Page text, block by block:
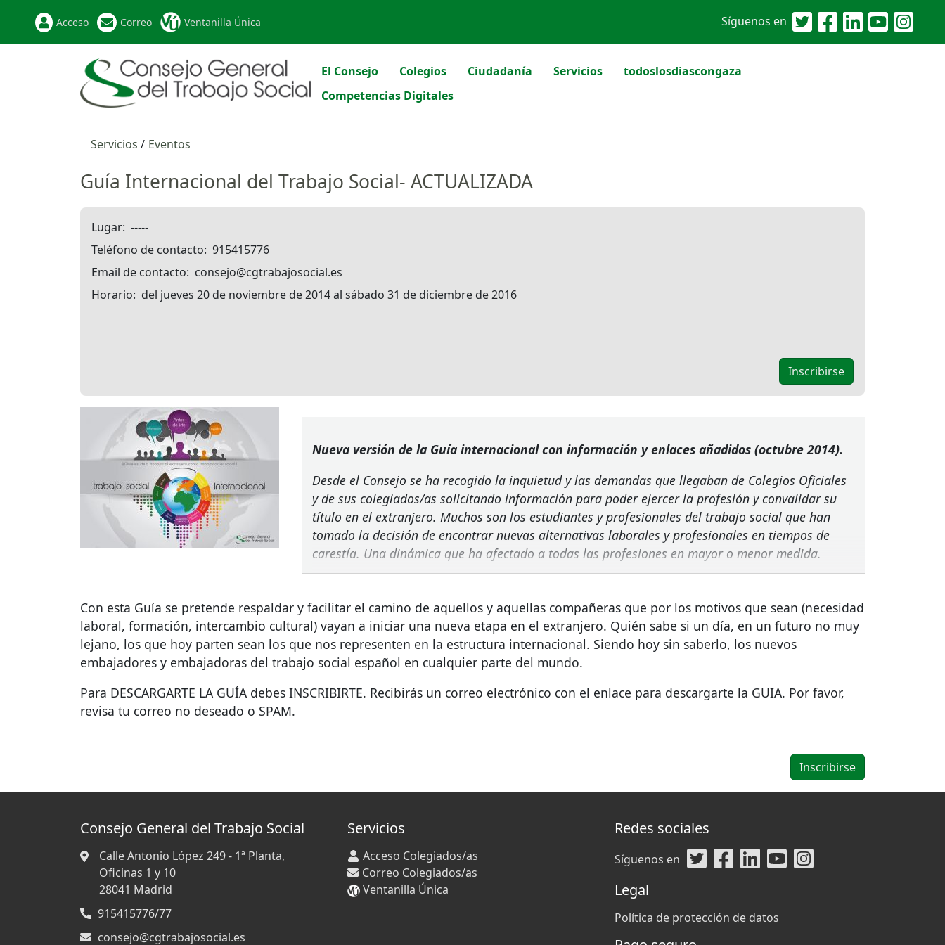
Acceso Correo Ventanilla Única Síguenos en
El Consejo Colegios Ciudadanía Servicios
todoslosdiascongaza
Competencias Digitales
Servicios Eventos
Guía Internacional del Trabajo Social- ACTUALIZADA
Lugar -----
Teléfono de contacto 915415776
Email de contacto
consejo@cgtrabajosocial.es
Horario
del jueves 20 de noviembre de 2014 al sábado 31 de diciembre de 2016
Nueva versión de la Guía internacional con información y enlaces añadidos (octubre 2014).
Desde el Consejo se ha recogido la inquietud y las demandas que llegaban de Colegios Oficiales
y de sus colegiados/as solicitando información para poder ejercer la profesión y convalidar su
título en el extranjero. Muchos son los estudiantes y profesionales del trabajo social que han
tomado la decisión de encontrar nuevas alternativas laborales y profesionales en tiempos de
carestía. Una dinámica que ha afectado a todas las profesiones en mayor o menor medida.
Con esta Guía se pretende respaldar y facilitar el camino de aquellos y aquellas compañeras que por los motivos que sean (necesidad
laboral, formación, intercambio cultural) vayan a iniciar una nueva etapa en el extranjero. Quién sabe si un día, en un futuro no muy
lejano, los que hoy parten sean los que nos representen en la estructura internacional. Siendo hoy sin saberlo, los nuevos
embajadores y embajadoras del trabajo social español en cualquier parte del mundo.
Para DESCARGARTE LA GUÍA debes INSCRIBIRTE. Recibirás un correo electrónico con el enlace para descargarte la GUIA. Por favor,
revisa tu correo no deseado o SPAM.
Consejo General del Trabajo Social
Calle Antonio López 249 - 1ª Planta,
Oficinas 1 y 10
28041 Madrid
915415776/77
consejo@cgtrabajosocial.es
Servicios
Acceso Colegiados/as
Correo Colegiados/as
Ventanilla Única
Redes sociales
Síguenos en
Legal
Política de protección de datos